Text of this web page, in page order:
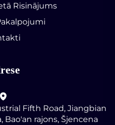
Risinājums
Fifth Road, Jiangbian
Bao'an rajons, Šjencena